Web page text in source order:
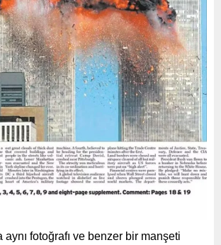
fotoğrafı ve benzer bir manşeti